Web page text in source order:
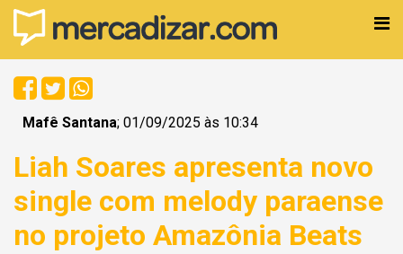
Mafê Santana; 01/09/2025 às 10:34
Liah Soares apresenta novo
single com melody paraense
no projeto Amazônia Beats